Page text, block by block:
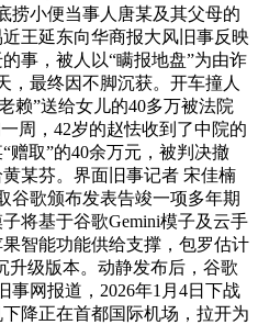
捞小便当事人唐某及其父母的
王延东向华商报大风旧事反映
事，被人以“瞒报地盘”为由诈
，最终因不脚沉获。开车撞人
赖”送给女儿的40多万被法院
周，42岁的赵怯收到了中院的
赠取”的40余万元，被判决撤
某芬。界面旧事记者 宋佳楠
谷歌颁布发表告竣一项多年期
将基于谷歌Gemini模子及云手
智能功能供给支撑，包罗估计
升级版本。动静发布后，谷歌
事网报道，2026年1月4日下战
降正在首都国际机场，拉开为